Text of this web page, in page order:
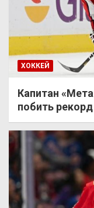
ХОККЕЙ
Капитан
побить